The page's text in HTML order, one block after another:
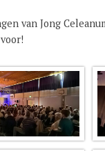
van Jong